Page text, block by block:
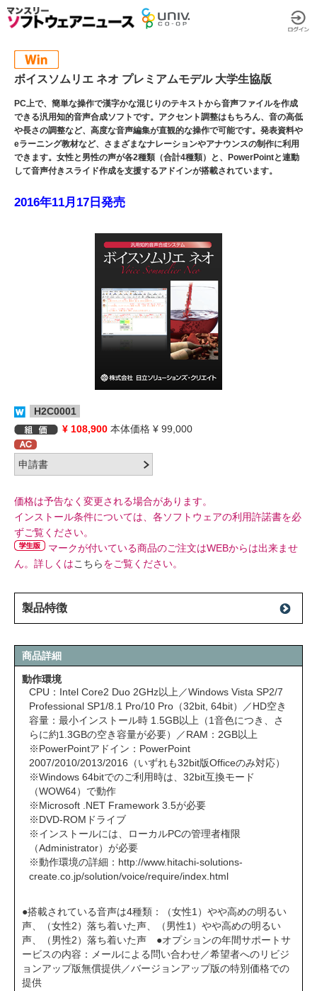
ボイスソムリエ ネオ プレミアムモデル 大学生協版
PC上で、簡単な操作で漢字かな混じりのテキストから音声ファイルを作成
できる汎用知的音声合成ソフトです。アクセント調整はもちろん、音の高低
や長さの調整など、高度な音声編集が直観的な操作で可能です。発表資料や
eラーニング教材など、さまざまなナレーションやアナウンスの制作に利用
できます。女性と男性の声が各2種類（合計4種類）と、PowerPointと連動
して音声付きスライド作成を支援するアドインが搭載されています。
2016年11月17日発売
H2C0001
¥ 108,900 本体価格 ¥ 99,000
価格は予告なく変更される場合があります。
インストール条件については、各ソフトウェアの利用許諾書を必
ずご覧ください。
マークが付いている商品のご注文はWEBからは出来ませ
ん。詳しくはこちらをご覧ください。
製品特徴
商品詳細
動作環境
CPU：Intel Core2 Duo 2GHz以上／Windows Vista SP2/7
Professional SP1/8.1 Pro/10 Pro（32bit, 64bit）／HD空き
容量：最小インストール時 1.5GB以上（1音色につき、さ
らに約1.3GBの空き容量が必要）／RAM：2GB以上
※PowerPointアドイン：PowerPoint
2007/2010/2013/2016（いずれも32bit版Officeのみ対応）
※Windows 64bitでのご利用時は、32bit互換モード
（WOW64）で動作
※Microsoft .NET Framework 3.5が必要
※DVD-ROMドライブ
※インストールには、ローカルPCの管理者権限
（Administrator）が必要
※動作環境の詳細： http://www.hitachi-solutions-
create.co.jp/solution/voice/require/index.html
●搭載されている音声は4種類：（女性1）やや高めの明るい
声、（女性2）落ち着いた声、（男性1）やや高めの明るい
声、（男性2）落ち着いた声 ●オプションの年間サポートサ
ービスの内容：メールによる問い合わせ／希望者へのリビジ
ョンアップ版無償提供／バージョンアップ版の特別価格での
提供